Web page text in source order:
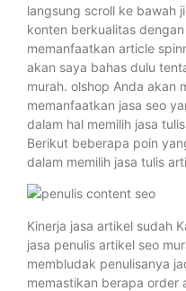
langsung scroll ke bawah
konten berkualitas
memanfaatkan article
akan saya bahas dulu
murah. olshop Anda akan
memanfaatkan jasa seo
dalam hal memilih jasa
Berikut beberapa poin
dalam memilih jasa tulis
Kinerja jasa artikel sudah
jasa penulis artikel seo
membludak penulisanya
memastikan berapa order